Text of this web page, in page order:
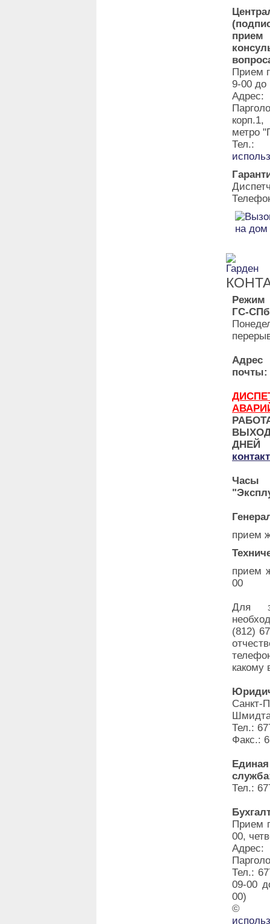
Прием
9-00 до
Адрес:
метро
Тел.:
Режим
ГС-
почты:
Часы
прием
прием
00
Для
(812)
какому
Тел.:
Факс.:
Единая
Тел.:
Прием
00,
Адрес:
Тел.:
09-00
00)
©